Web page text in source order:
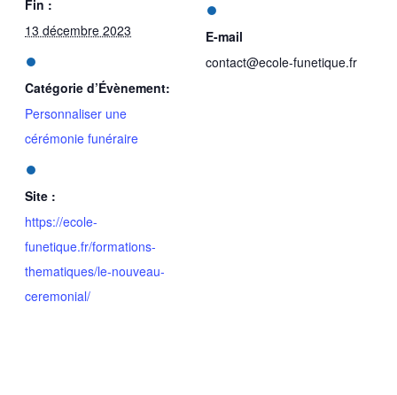
Fin :
13 décembre 2023
Catégorie d’Évènement:
Personnaliser une
cérémonie funéraire
Site :
https://ecole-
funetique.fr/formations-
thematiques/le-nouveau-
ceremonial/
E-mail
contact@ecole-funetique.fr